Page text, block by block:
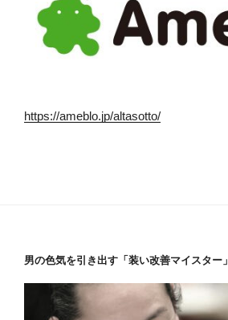
https://ameblo.jp/altasotto/
男の色気を引き出す「装い改善マイスター」